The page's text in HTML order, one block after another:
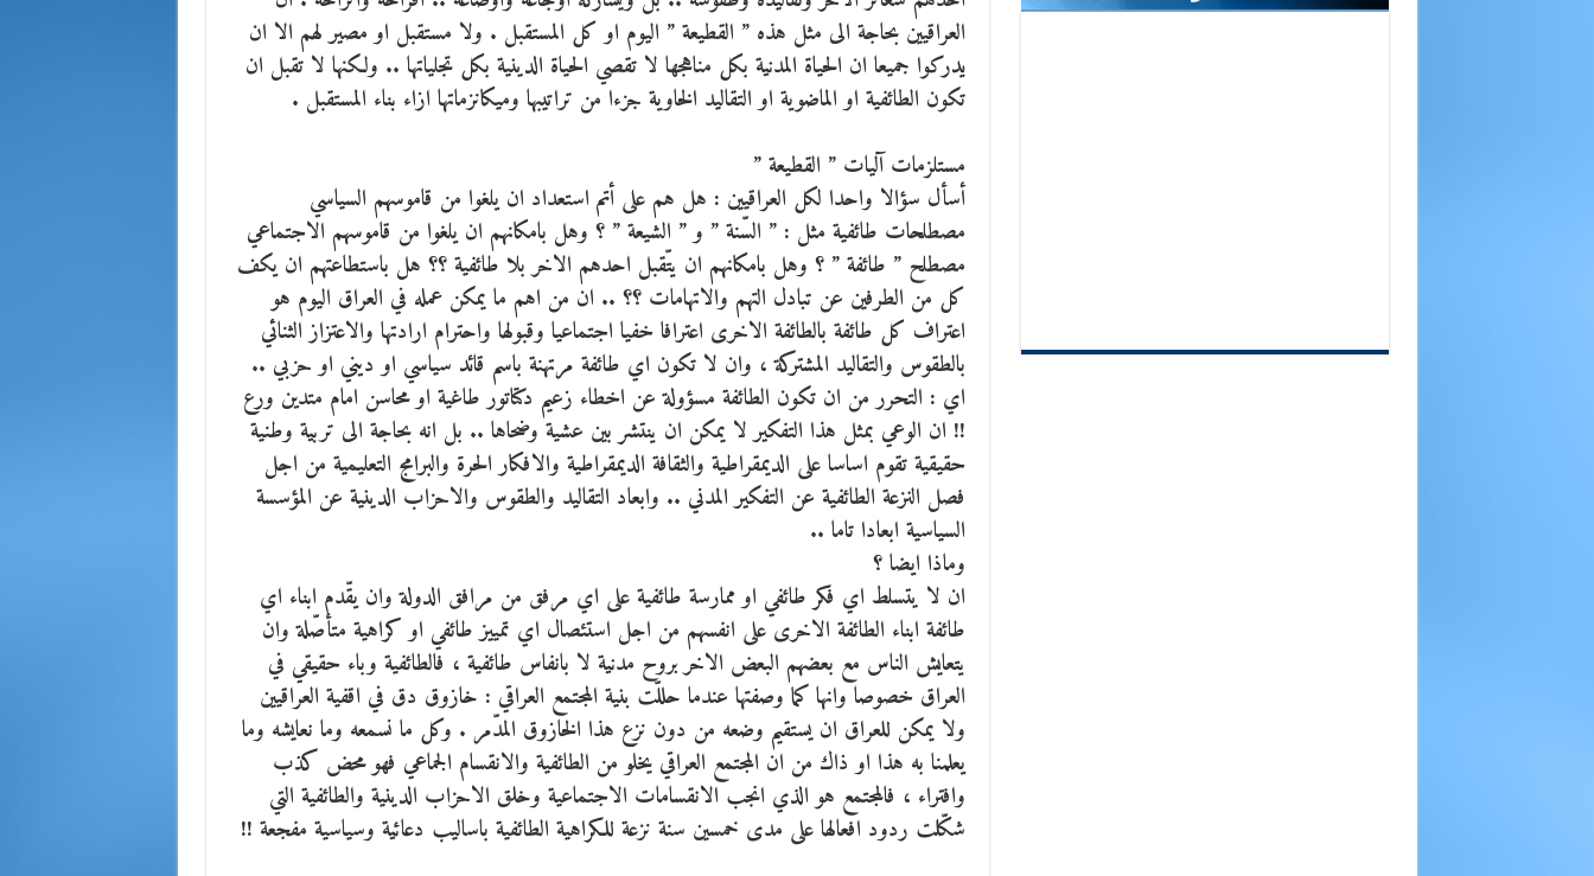
العراقيين بحاجة الى مثل هذه ” القطيعة ” اليوم او كل المستقبل . ولا مستقبل او مصير لهم الا ان
يدركوا جميعا ان الحياة المدنية بكل مناهجها لا تقصي الحياة الدينية بكل تجلياتها .. ولكنها لا تقبل ان
تكون الطائفية او الماضوية او التقاليد الخاوية جزءا من تراتيبها وميكانزماتها ازاء بناء المستقبل .
مستلزمات آليات ” القطيعة ”
أسأل سؤالا واحدا لكل العراقيين : هل هم على أتم استعداد ان يلغوا من قاموسهم السياسي
مصطلحات طائفية مثل : ” السّنة ” و ” الشيعة ” ؟ وهل بامكانهم ان يلغوا من قاموسهم الاجتماعي
مصطلح ” طائفة ” ؟ وهل بامكانهم ان يتّقبل احدهم الاخر بلا طائفية ؟؟ هل باستطاعتهم ان يكف
كل من الطرفين عن تبادل التهم والاتهامات ؟؟ .. ان من اهم ما يمكن عمله في العراق اليوم هو
اعتراف كل طائفة بالطائفة الاخرى اعترافا خفيا اجتماعيا وقبولها واحترام ارادتها والاعتزاز الثنائي
بالطقوس والتقاليد المشتركة ، وان لا تكون اي طائفة مرتهنة باسم قائد سياسي او ديني او حزبي ..
اي : التحرر من ان تكون الطائفة مسؤولة عن اخطاء زعيم دكتاتور طاغية او محاسن امام متدين ورع
!! ان الوعي بمثل هذا التفكير لا يمكن ان ينتشر بين عشية وضحاها .. بل انه بحاجة الى تربية وطنية
حقيقية تقوم اساسا على الديمقراطية والثقافة الديمقراطية والافكار الحرة والبرامج التعليمية من اجل
فصل النزعة الطائفية عن التفكير المدني .. وابعاد التقاليد والطقوس والاحزاب الدينية عن المؤسسة
السياسية ابعادا تاما ..
وماذا ايضا ؟
ان لا يتسلط اي فكر طائفي او ممارسة طائفية على اي مرفق من مرافق الدولة وان يقّدم ابناء اي
طائفة ابناء الطائفة الاخرى على انفسهم من اجل استئصال اي تمييز طائفي او كراهية متأصّلة وان
يتعايش الناس مع بعضهم البعض الاخر بروح مدنية لا بانفاس طائفية ، فالطائفية وباء حقيقي في
العراق خصوصا وانها كما وصفتها عندما حللّت بنية المجتمع العراقي : خازوق دق في اقفية العراقيين
ولا يمكن للعراق ان يستقيم وضعه من دون نزع هذا الخازوق المدّمر . وكل ما نسمعه وما نعايشه وما
يعلمنا به هذا او ذاك من ان المجتمع العراقي يخلو من الطائفية والانقسام الجماعي فهو محض كذب
وافتراء ، فالمجتمع هو الذي انجب الانقسامات الاجتماعية وخلق الاحزاب الدينية والطائفية التي
شكّلت ردود افعالها على مدى خمسين سنة نزعة للكراهية الطائفية باساليب دعائية وسياسية مفجعة !!